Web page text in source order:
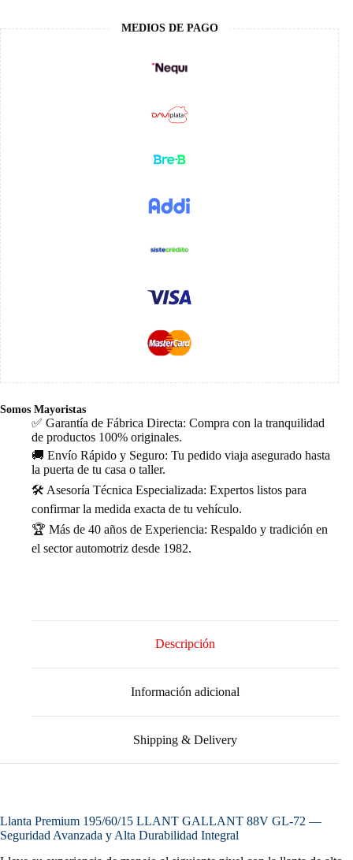
MEDIOS DE PAGO
Somos Mayoristas
✅ Garantía de Fábrica Directa: Compra con la tranquilidad
de productos 100% originales.
🚚 Envío Rápido y Seguro: Tu pedido viaja asegurado hasta
la puerta de tu casa o taller.
🛠️ Asesoría Técnica Especializada: Expertos listos para
confirmar la medida exacta de tu vehículo.
🏆 Más de 40 años de Experiencia: Respaldo y tradición en
el sector automotriz desde 1982.
Descripción
Información adicional
Shipping & Delivery
Llanta Premium 195/60/15 LLANT GALLANT 88V GL-72 —
Seguridad Avanzada y Alta Durabilidad Integral